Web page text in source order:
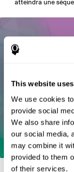
This website
We use cookies
provide social
We also share
our social media,
may combine it
provided to them
of their services.
atteindra une